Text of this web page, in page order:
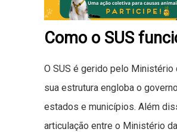
Como o SUS
O SUS é gerido pelo Ministério
sua estrutura engloba o
estados e municípios. Além
articulação entre o Ministério